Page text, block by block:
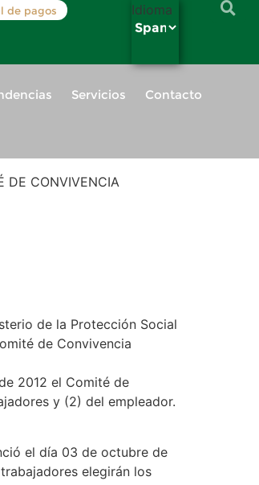
de pagos Idioma
Servicios Contacto
DE CONVIVENCIA
de la Protección Social
de Convivencia
2012 el Comité de
y (2) del empleador.
el día 03 de octubre de
elegirán los